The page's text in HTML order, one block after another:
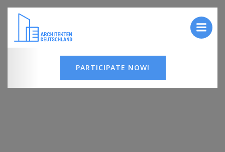
Zum
PARTICIPATE NOW!